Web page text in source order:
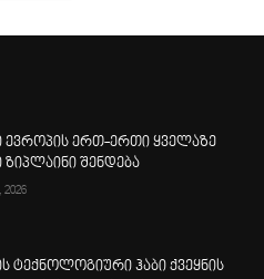
ევროპის ერთ-ერთი ყველაზე
შენდება
ტექნოლოგიური ჰაბი ქვეყნის